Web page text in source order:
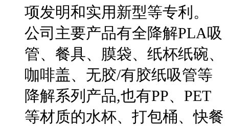
项发明和实用新型等专利。
公司主要产品有全降解PLA吸
管、餐具、膜袋、纸杯纸碗、
咖啡盖、无胶/有胶纸吸管等
降解系列产品,也有PP、PET
等材质的水杯、打包桶、快餐